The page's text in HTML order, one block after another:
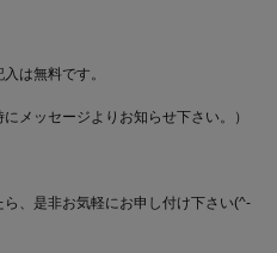
、是非お気軽にお申し付け下さい(^-